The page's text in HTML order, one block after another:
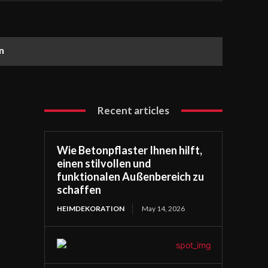
Recent articles
Wie Betonpflaster Ihnen hilft,
einen stilvollen und
funktionalen Außenbereich zu
schaffen
HEIMDEKORATION May 14, 2026